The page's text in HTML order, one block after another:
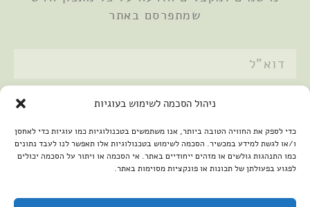
ניהול הסכמה לשימוש בעוגיות
כדי לספק את החוויה הטובה ביותר, אנו משתמשים בטכנולוגיות כמו עוגיות כדי לאחסן
ו/או לגשת למידע במכשיר. הסכמה לשימוש בטכנולוגיות אלו תאפשר לנו לעבד נתונים
כמו התנהגות גולשים או מזהים ייחודיים באתר. אי הסכמה או ויתור על הסכמה יכולים
לפגוע בפעולתן של תכונות או פונקציות מסוימות באתר.
שמתפרסם באתר
אני מאשר/ת אתמדיניות הפרטיות
שלחתי